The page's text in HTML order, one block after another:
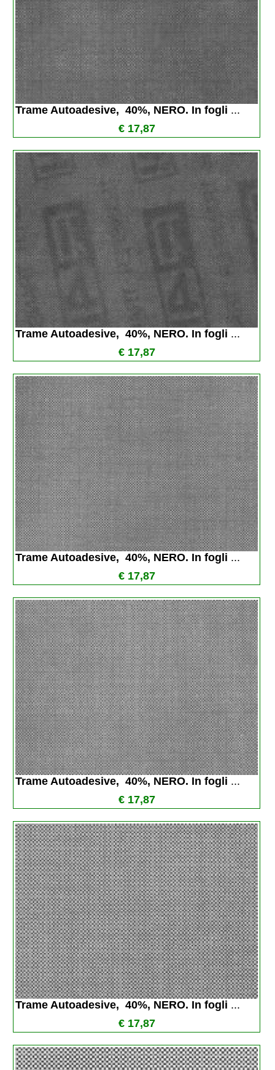
Trame Autoadesive,  40%, NERO. In fogli ...
€ 17,87
Trame Autoadesive,  40%, NERO. In fogli ...
€ 17,87
Trame Autoadesive,  40%, NERO. In fogli ...
€ 17,87
Trame Autoadesive,  40%, NERO. In fogli ...
€ 17,87
Trame Autoadesive,  40%, NERO. In fogli ...
€ 17,87